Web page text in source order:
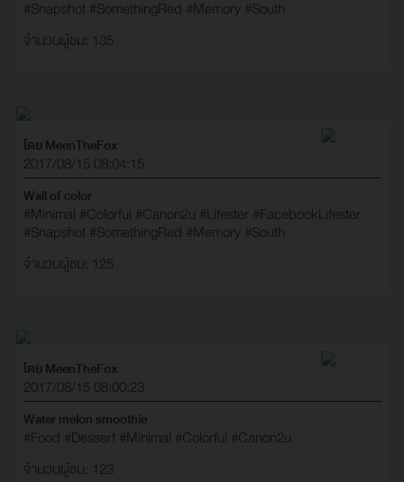
#Snapshot #SomethingRed #Memory #South
จำนวนผู้ชม: 135
โดย MeenTheFox
2017/08/15 08:04:15
Wall of color
#Minimal #Colorful #Canon2u #Lifester #FacebookLifester
#Snapshot #SomethingRed #Memory #South
จำนวนผู้ชม: 125
โดย MeenTheFox
2017/08/15 08:00:23
Water melon smoothie
#Food #Dessert #Minimal #Colorful #Canon2u
จำนวนผู้ชม: 123